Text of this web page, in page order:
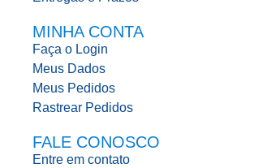
MINHA CONTA
Faça o Login
Meus Dados
Meus Pedidos
Rastrear Pedidos
FALE CONOSCO
Entre em contato